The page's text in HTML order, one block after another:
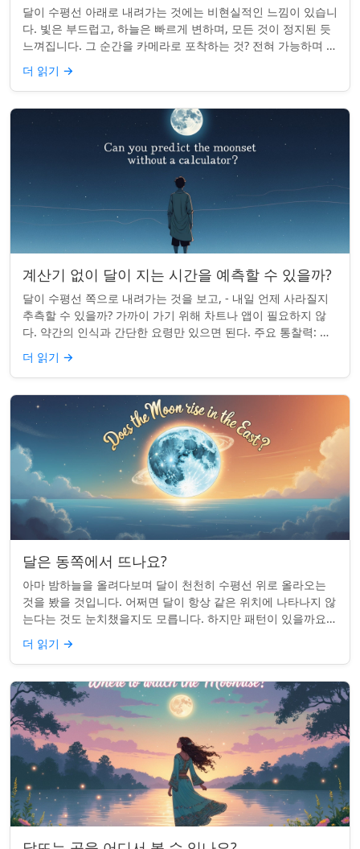
달이 수평선 아래로 내려가는 것에는 비현실적인 느낌이 있습니
다. 빛은 부드럽고, 하늘은 빠르게 변하며, 모든 것이 정지된 듯
느껴집니다. 그 순간을 카메라로 포착하는 것? 전혀 가능하며 가
치가 있습니다. 간단한 팁:...
더 읽기 →
계산기 없이 달이 지는 시간을 예측할 수 있을까?
달이 수평선 쪽으로 내려가는 것을 보고, - 내일 언제 사라질지
추측할 수 있을까? 가까이 가기 위해 차트나 앱이 필요하지 않
다. 약간의 인식과 간단한 요령만 있으면 된다. 주요 통찰력: 오
늘의 달 뜨는 시간을 알고...
더 읽기 →
달은 동쪽에서 뜨나요?
아마 밤하늘을 올려다보며 달이 천천히 수평선 위로 올라오는
것을 봤을 것입니다. 어쩌면 달이 항상 같은 위치에 나타나지 않
는다는 것도 눈치챘을지도 모릅니다. 하지만 패턴이 있을까요?
달은 정말 매번 동쪽에서 뜰까요?...
더 읽기 →